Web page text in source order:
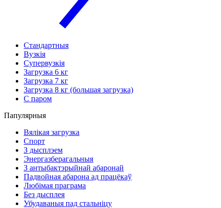
Стандартныя
Вузкія
Супервузкія
Загрузка 6 кг
Загрузка 7 кг
Загрузка 8 кг (большая загрузка)
С паром
Папулярныя
Вялікая загрузка
Спорт
З дысплэем
Энергазберагальныя
З антыбактэрыйнай абаронай
Падвойная абарона ад працёкаў
Любімая праграма
Без дысплея
Убудаваныя пад стальніцу